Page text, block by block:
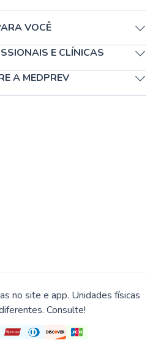
VOCÊ
E CLÍNICAS
A MEDPREV
no site e app. Unidades físicas
Consulte!